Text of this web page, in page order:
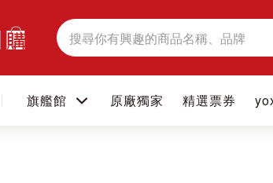
搜
尋
旗艦館 原廠獨家 精選票券